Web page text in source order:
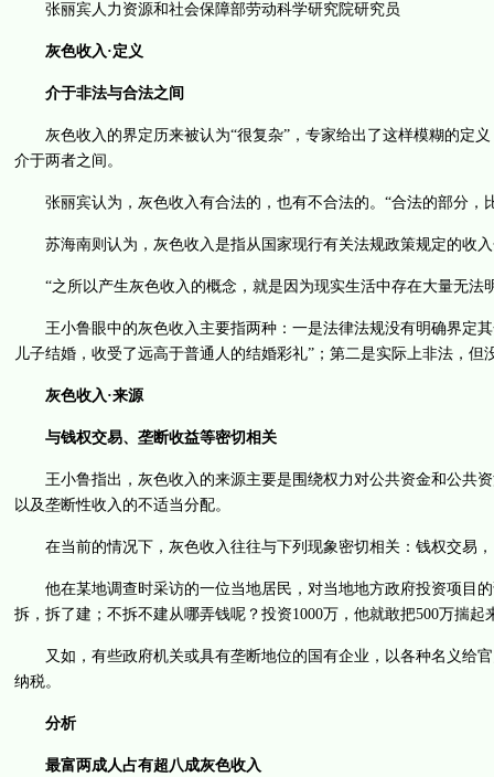
张丽宾人力资源和社会保障部劳动科学研究院研究员
灰色收入·定义
介于非法与合法之间
灰色收入的界定历来被认为“很复杂”，专家给出了这样模糊的定义
介于两者之间。
张丽宾认为，灰色收入有合法的，也有不合法的。“合法的部分，
苏海南则认为，灰色收入是指从国家现行有关法规政策规定的收
“之所以产生灰色收入的概念，就是因为现实生活中存在大量无法
王小鲁眼中的灰色收入主要指两种：一是法律法规没有明确界定其
儿子结婚，收受了远高于普通人的结婚彩礼”；第二是实际上非法，但
灰色收入·来源
与钱权交易、垄断收益等密切相关
王小鲁指出，灰色收入的来源主要是围绕权力对公共资金和公共资
以及垄断性收入的不适当分配。
在当前的情况下，灰色收入往往与下列现象密切相关：钱权交易
他在某地调查时采访的一位当地居民，对当地地方政府投资项目的
拆，拆了建；不拆不建从哪弄钱呢？投资1000万，他就敢把500万揣起
又如，有些政府机关或具有垄断地位的国有企业，以各种名义给官
纳税。
分析
最富两成人占有超八成灰色收入